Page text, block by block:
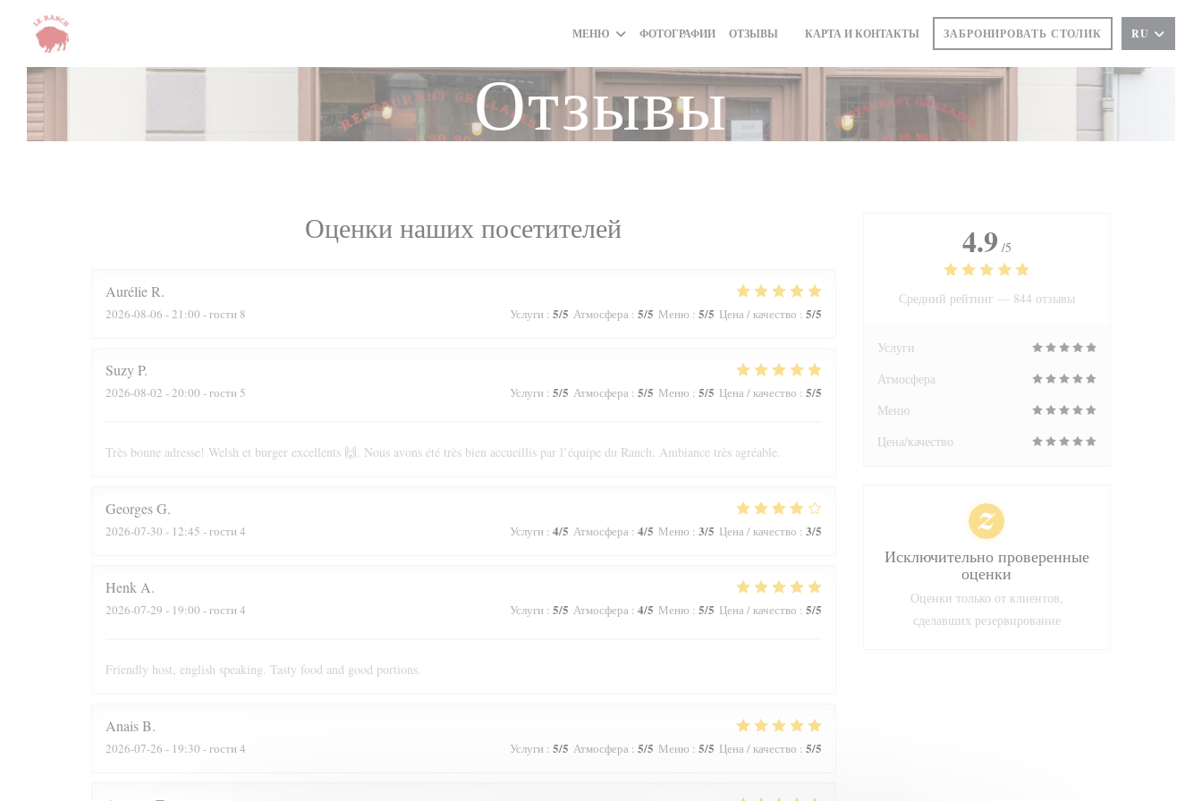
Панель управления cookies
МЕНЮ ФОТОГРАФИИ ОТЗЫВЫ
((ОТКРЫВАЕТСЯ В НОВОМ ОКНЕ))
КАРТА И КОНТАКТЫ ЗАБРОНИРОВАТЬ СТОЛИК RU
Отзывы
Оценки наших посетителей
AurélieR
2026-08-06 - 21:00 - гости 8 Услуги : 5/5 Атмосфера : 5/5 Меню : 5/5 Цена / качество : 5/5
SuzyP
2026-08-02 - 20:00 - гости 5 Услуги : 5/5 Атмосфера : 5/5 Меню : 5/5 Цена / качество : 5/5
Très bonne adresse! Welsh et burger excellents 🙌. Nous avons été très bien accueillis par l’équipe du Ranch. Ambiance très agréable.
GeorgesG
2026-07-30 - 12:45 - гости 4 Услуги : 4/5 Атмосфера : 4/5 Меню : 3/5 Цена / качество : 3/5
Henk A
2026-07-29 - 19:00 - гости 4 Услуги : 5/5 Атмосфера : 4/5 Меню : 5/5 Цена / качество : 5/5
Friendly host, english speaking. Tasty food and good portions.
AnaisB
2026-07-26 - 19:30 - гости 4 Услуги : 5/5 Атмосфера : 5/5 Меню : 5/5 Цена / качество : 5/5
4.9 /5
Средний рейтинг — 844 отзывы
Услуги
Атмосфера
Меню
Цена/качество
Исключительно проверенные
оценки
Оценки только от клиентов,
сделавших резервирование